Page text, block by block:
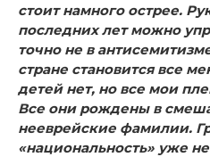
стоит намного острее.
последних лет можно
точно не в
стране становится все
детей нет, но все мои
Все они рождены в
нееврейские фамилии.
«национальность» уже